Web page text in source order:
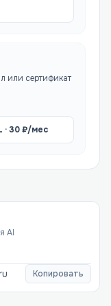
или сертификат
·30₽/мес
AI
Копировать